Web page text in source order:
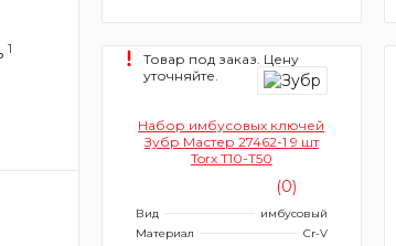
1
Товар под заказ. Цену
уточняйте.
Набор имбусовых ключей
Зубр Мастер 27462-1 9 шт
Torx T10-T50
(0)
Вид
имбусовый
Материал
Cr-V